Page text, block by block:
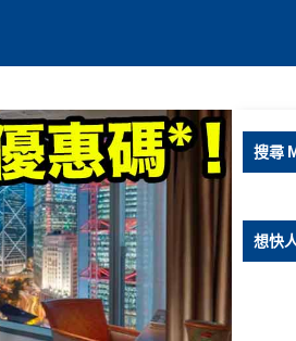
搜尋
想快